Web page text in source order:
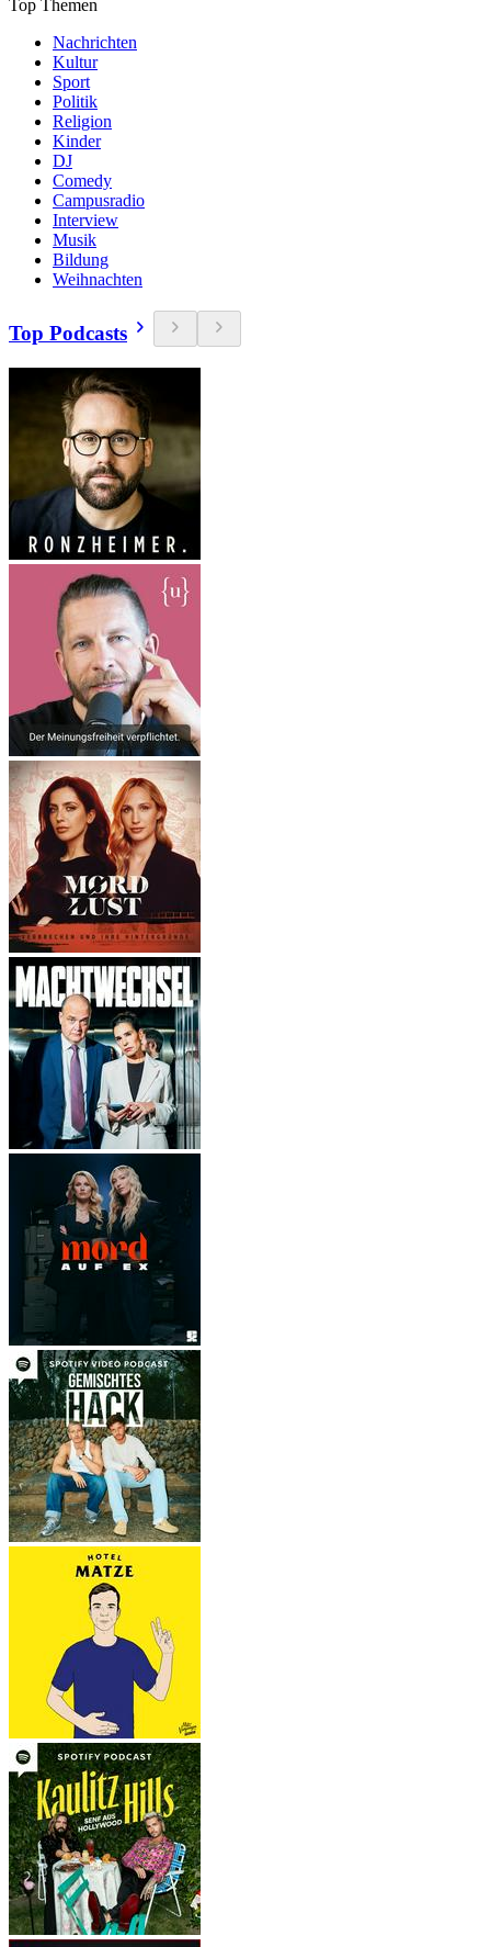
Top Themen
Nachrichten
Kultur
Sport
Politik
Religion
Kinder
DJ
Comedy
Campusradio
Interview
Musik
Bildung
Weihnachten
Top Podcasts